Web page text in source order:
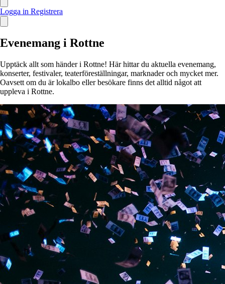
Logga in Registrera
Evenemang i Rottne
Upptäck allt som händer i Rottne! Här hittar du aktuella evenemang,
konserter, festivaler, teaterföreställningar, marknader och mycket mer.
Oavsett om du är lokalbo eller besökare finns det alltid något att
uppleva i Rottne.